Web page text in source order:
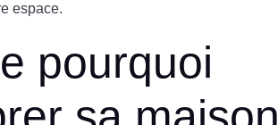
espace.
pourquoi